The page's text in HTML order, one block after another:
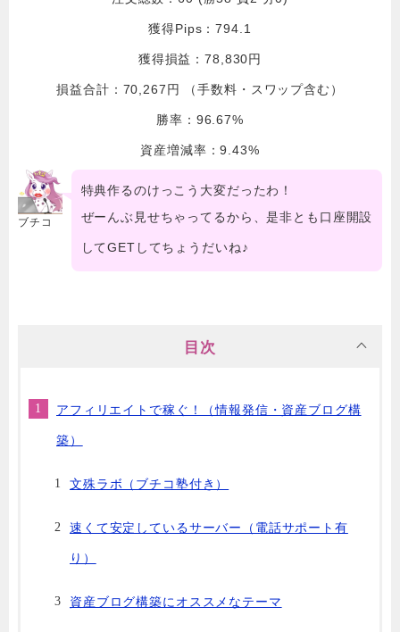
獲得Pips：794.1
獲得損益：78,830円
損益合計：70,267円 （手数料・スワップ含む）
勝率：96.67%
資産増減率：9.43%
ブチコ
特典作るのけっこう大変だったわ！
ぜーんぶ見せちゃってるから、是非とも口座開設
してGETしてちょうだいね♪
目次
アフィリエイトで稼ぐ！（情報発信・資産ブログ構
築）
文殊ラボ（ブチコ塾付き）
速くて安定しているサーバー（電話サポート有
り）
資産ブログ構築にオススメなテーマ